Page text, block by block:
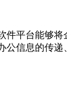
平台能够
信息的传递